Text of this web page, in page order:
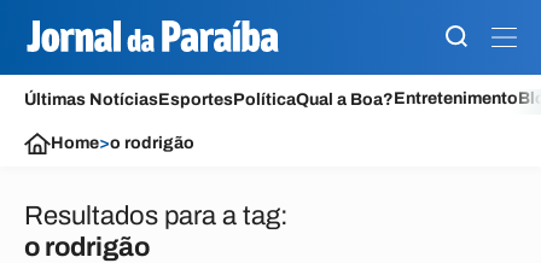
Últimas NotíciasEsportesPolíticaQual a Boa?Entretenimento
Home>o rodrigão
Resultados para a tag:
o rodrigão